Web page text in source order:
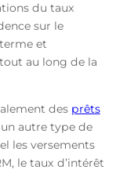
du taux
sur le
et
au long de la
des prêts
un autre type de
les versements
le taux d’intérêt